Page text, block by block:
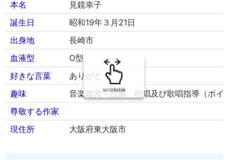
本名
見鏡幸子
誕生日
昭和19年３月21日
出身地
長崎市
血液型
O型
好きな言葉
ありがとう
趣味
音楽鑑賞・読書、歌唱及び歌唱指導（ボイ
尊敬する作家
現住所
大阪府東大阪市
scrollable